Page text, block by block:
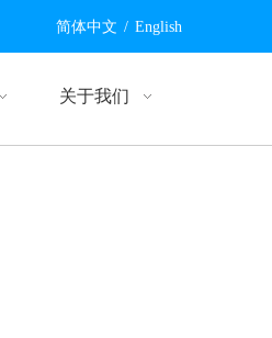
简体中文 / English
关于我们